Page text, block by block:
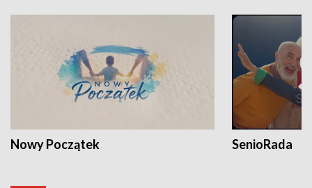
Nowy Początek SenioRada